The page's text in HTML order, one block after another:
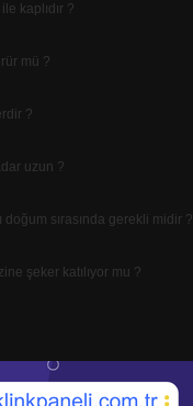
kaplıdır ?
mü ?
?
uzun ?
sırasında gerekli midir ?
şeker katılıyor mu ?